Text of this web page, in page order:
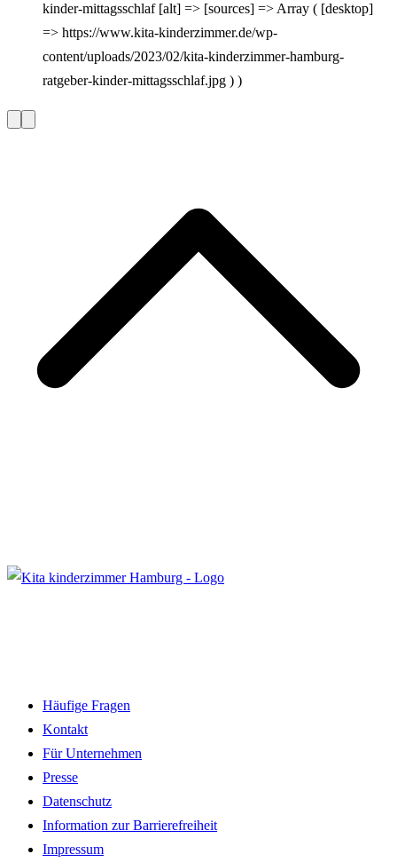
kinder-mittagsschlaf [alt] => [sources] => Array ( [desktop]
=> https://www.kita-kinderzimmer.de/wp-
content/uploads/2023/02/kita-kinderzimmer-hamburg-
ratgeber-kinder-mittagsschlaf.jpg ) )
SlideSlide
Häufige Fragen
Kontakt
Für Unternehmen
Presse
Datenschutz
Information zur Barrierefreiheit
Impressum